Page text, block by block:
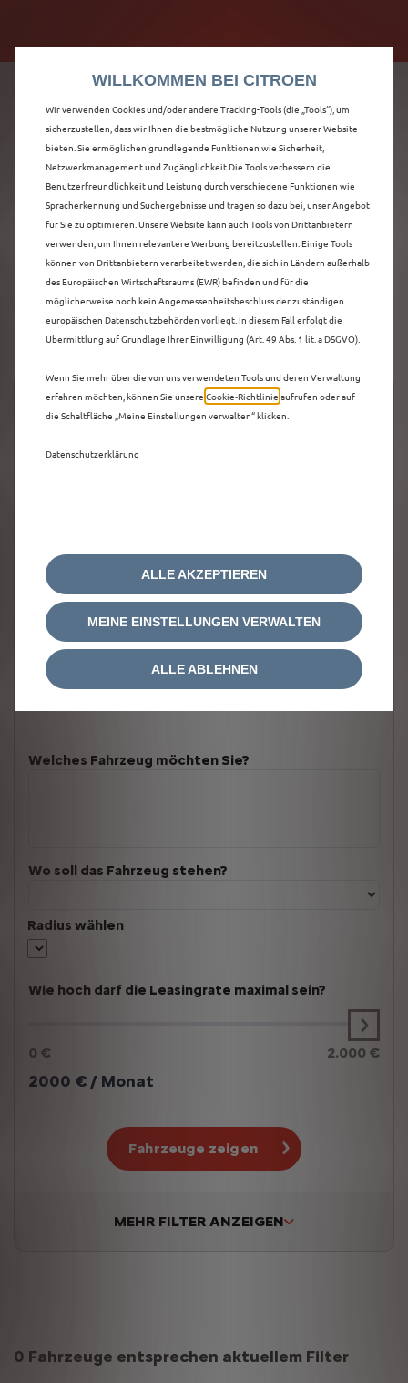
ENTDECKEN SIE ALLE
Ë-C4 X MIT ELEKTRO
ANTRIEB IN CASTROP-
RAUXEL
Welches Fahrzeug möchten Sie?
Wo soll das Fahrzeug stehen?
Radius wählen
Wie hoch darf die Leasingrate maximal sein?
0 € 2.000 €
2000 € / Monat
Fahrzeuge zeigen
MEHR FILTER ANZEIGEN
Suchergebnisse
0 Fahrzeuge entsprechen aktuellem Filter
WILLKOMMEN BEI CITROEN
Wir verwenden Cookies und/oder andere Tracking-Tools (die „Tools“), um
sicherzustellen, dass wir Ihnen die bestmögliche Nutzung unserer Website
bieten. Sie ermöglichen grundlegende Funktionen wie Sicherheit,
Netzwerkmanagement und Zugänglichkeit.Die Tools verbessern die
Benutzerfreundlichkeit und Leistung durch verschiedene Funktionen wie
Spracherkennung und Suchergebnisse und tragen so dazu bei, unser Angebot
für Sie zu optimieren. Unsere Website kann auch Tools von Drittanbietern
verwenden, um Ihnen relevantere Werbung bereitzustellen. Einige Tools
können von Drittanbietern verarbeitet werden, die sich in Ländern außerhalb
des Europäischen Wirtschaftsraums (EWR) befinden und für die
möglicherweise noch kein Angemessenheitsbeschluss der zuständigen
europäischen Datenschutzbehörden vorliegt. In diesem Fall erfolgt die
Übermittlung auf Grundlage Ihrer Einwilligung (Art. 49 Abs. 1 lit. a DSGVO).
Wenn Sie mehr über die von uns verwendeten Tools und deren Verwaltung
erfahren möchten, können Sie unsere Cookie‑Richtlinie aufrufen oder auf
die Schaltfläche „Meine Einstellungen verwalten“ klicken.
Datenschutzerklärung
MEINE EINSTELLUNGEN VERWALTEN
ALLE AKZEPTIEREN
ALLE ABLEHNEN